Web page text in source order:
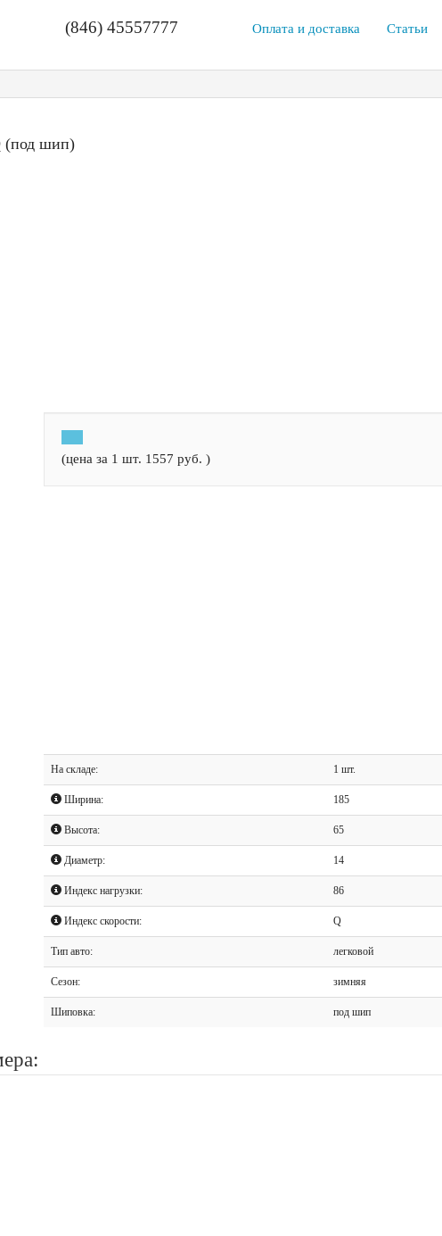
(846) 45557777 Оплата и доставка Статьи
(под шип)
(цена за 1 шт. 1557 руб. )
На складе: 1 шт.
Ширина: 185
Высота: 65
Диаметр: 14
Индекс нагрузки: 86
Индекс скорости: Q
Тип авто: легковой
Сезон: зимняя
Шиповка: под шип